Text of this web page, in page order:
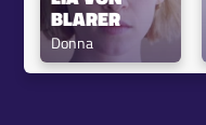
BLARER
Donna